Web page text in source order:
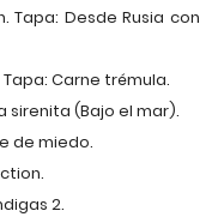
Tapa: Desde Rusia con
Carne trémula.
sirenita (Bajo el mar).
de miedo.
2.